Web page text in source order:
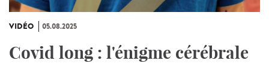
VIDÉO 05.08.2025
Covid long : l'énigme cérébrale